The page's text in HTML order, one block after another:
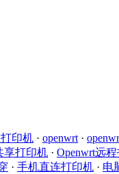
印机 · openwrt ·
享打印机 · Openwrt远
· 手机直连打印机 · 电